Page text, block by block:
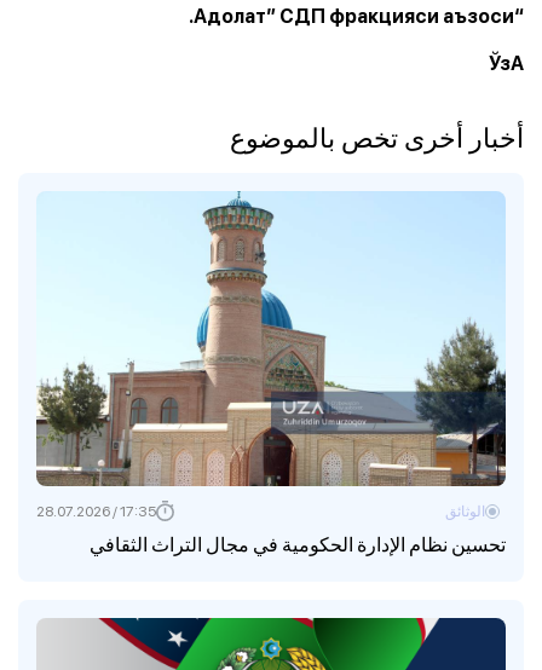
“Адолат” СДП фракцияси аъзоси.
ЎзА
أخبار أخرى تخص بالموضوع
تحسين نظام الإدارة الحكومية في مجال التراث الثقافي
الوثائق 17:35 / 28.07.2026